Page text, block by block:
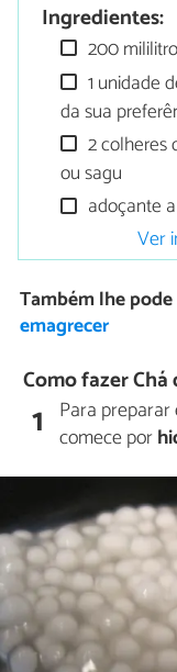
Ingredientes:
200
1 unidade
da sua
2 colheres
ou sagu
adoçante
Ver
Também lhe
emagrecer
Como fazer
1 Para
comece por